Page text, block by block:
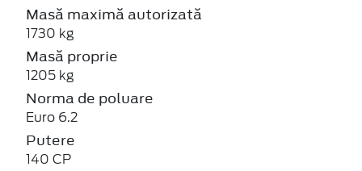
Masă maximă autorizată
1730 kg
Masă proprie
1205 kg
Norma de poluare
Euro 6.2
Putere
140 CP